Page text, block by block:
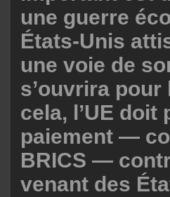
une guerre
États-Unis
une voie de
s’ouvrira pour
cela, l’UE
paiement —
BRICS —
venant des